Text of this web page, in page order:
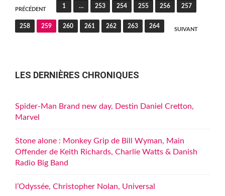
Pagination
des
publications
PRÉCÉDENT
1 … 253 254 255 256 257
258 259 260 261 262 263 264
SUIVANT
LES DERNIÈRES CHRONIQUES
Spider-Man Brand new day, Destin Daniel Cretton,
Marvel
Stone alone : Monkey Grip de Bill Wyman, Main
Offender de Keith Richards, Charlie Watts & Danish
Radio Big Band
l’Odyssée, Christopher Nolan, Universal